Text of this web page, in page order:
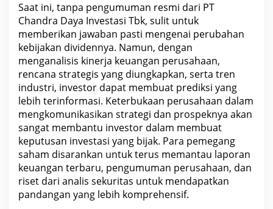
Saat ini, tanpa pengumuman resmi dari PT
Chandra Daya Investasi Tbk, sulit untuk
memberikan jawaban pasti mengenai perubahan
kebijakan dividennya. Namun, dengan
menganalisis kinerja keuangan perusahaan,
rencana strategis yang diungkapkan, serta tren
industri, investor dapat membuat prediksi yang
lebih terinformasi. Keterbukaan perusahaan dalam
mengkomunikasikan strategi dan prospeknya akan
sangat membantu investor dalam membuat
keputusan investasi yang bijak. Para pemegang
saham disarankan untuk terus memantau laporan
keuangan terbaru, pengumuman perusahaan, dan
riset dari analis sekuritas untuk mendapatkan
pandangan yang lebih komprehensif.